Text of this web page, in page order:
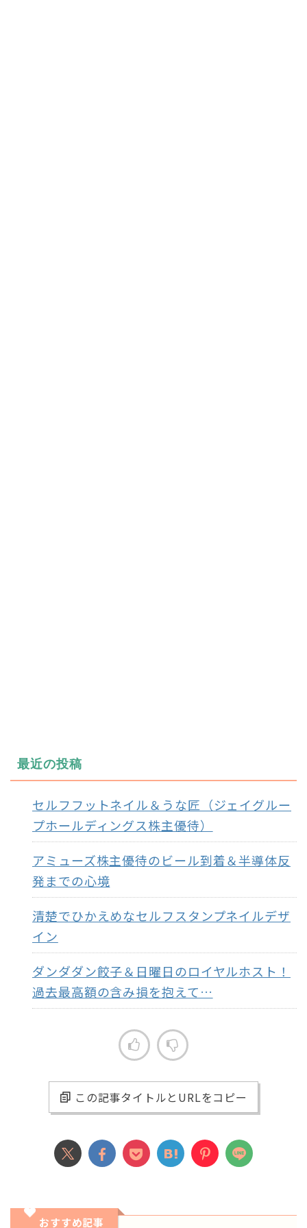
最近の投稿
セルフフットネイル＆うな匠（ジェイグルー
プホールディングス株主優待）
アミューズ株主優待のビール到着＆半導体反
発までの心境
清楚でひかえめなセルフスタンプネイルデザ
イン
ダンダダン餃子＆日曜日のロイヤルホスト！
過去最高額の含み損を抱えて…
この記事タイトルとURLをコピー
おすすめ記事